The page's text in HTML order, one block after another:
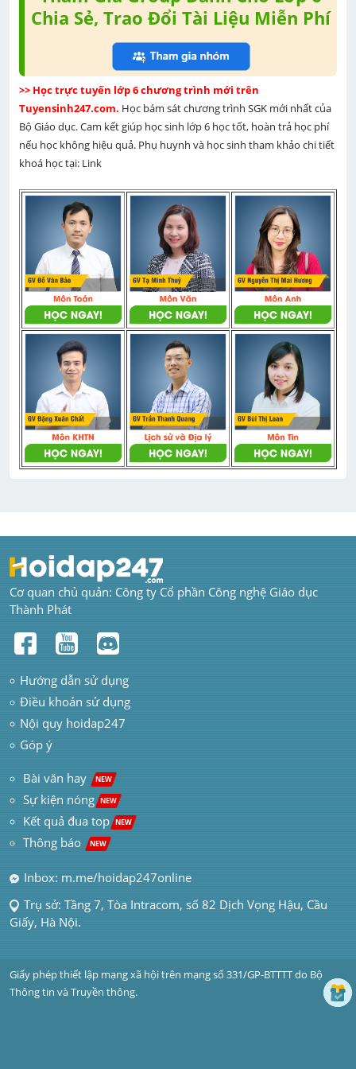
Chia Sẻ, Trao Đổi Tài Liệu Miễn Phí
>> Học trực tuyến lớp 6 chương trình mới trên
Tuyensinh247.com. Học bám sát chương trình SGK mới nhất của
Bộ Giáo dục. Cam kết giúp học sinh lớp 6 học tốt, hoàn trả học phí
nếu học không hiệu quả. Phụ huynh và học sinh tham khảo chi tiết
khoá học tại: Link
Cơ quan chủ quản: Công ty Cổ phần Công nghệ Giáo dục
Thành Phát
Hướng dẫn sử dụng
Điều khoản sử dụng
Nội quy hoidap247
Góp ý
Bài văn hay NEW
Sự kiện nóng NEW
Kết quả đua top NEW
Thông báo NEW
Inbox: m.me/hoidap247online
Trụ sở: Tầng 7, Tòa Intracom, số 82 Dịch Vọng Hậu, Cầu
Giấy, Hà Nội.
Giấy phép thiết lập mạng xã hội trên mạng số 331/GP-BTTTT do Bộ
Thông tin và Truyền thông.